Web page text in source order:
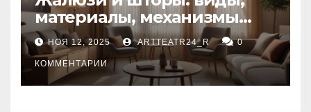
материалы, механизмы
управления и уход
НОЯ 12, 2025 ARTTEATR24_R 0
КОММЕНТАРИИ